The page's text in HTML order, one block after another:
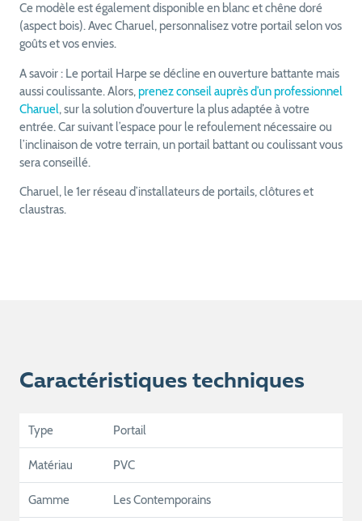
Ce modèle est également disponible en blanc et chêne doré
(aspect bois). Avec Charuel, personnalisez votre portail selon vos
goûts et vos envies.
A savoir : Le portail Harpe se décline en ouverture battante mais
aussi coulissante. Alors, prenez conseil auprès d’un professionnel
Charuel, sur la solution d’ouverture la plus adaptée à votre
entrée. Car suivant l’espace pour le refoulement nécessaire ou
l’inclinaison de votre terrain, un portail battant ou coulissant vous
sera conseillé.
Charuel, le 1er réseau d’installateurs de portails, clôtures et
claustras.
Caractéristiques techniques
Type Portail
Matériau PVC
Gamme Les Contemporains